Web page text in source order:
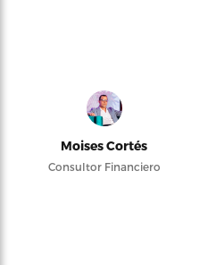
Moises Cortés
Consultor Financiero